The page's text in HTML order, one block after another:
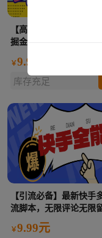
【高端精品】最新汽水
掘金全自动挂机，单号日
￥9.99元
库存充足
【引流必备】最新快手
流脚本，无限评论无限
双手日引200+精准粉【
本+使用教程】
￥9.99元